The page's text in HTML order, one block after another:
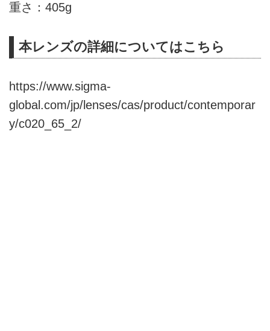
重さ：405g
本レンズの詳細についてはこちら
https://www.sigma-
global.com/jp/lenses/cas/product/contemporar
y/c020_65_2/